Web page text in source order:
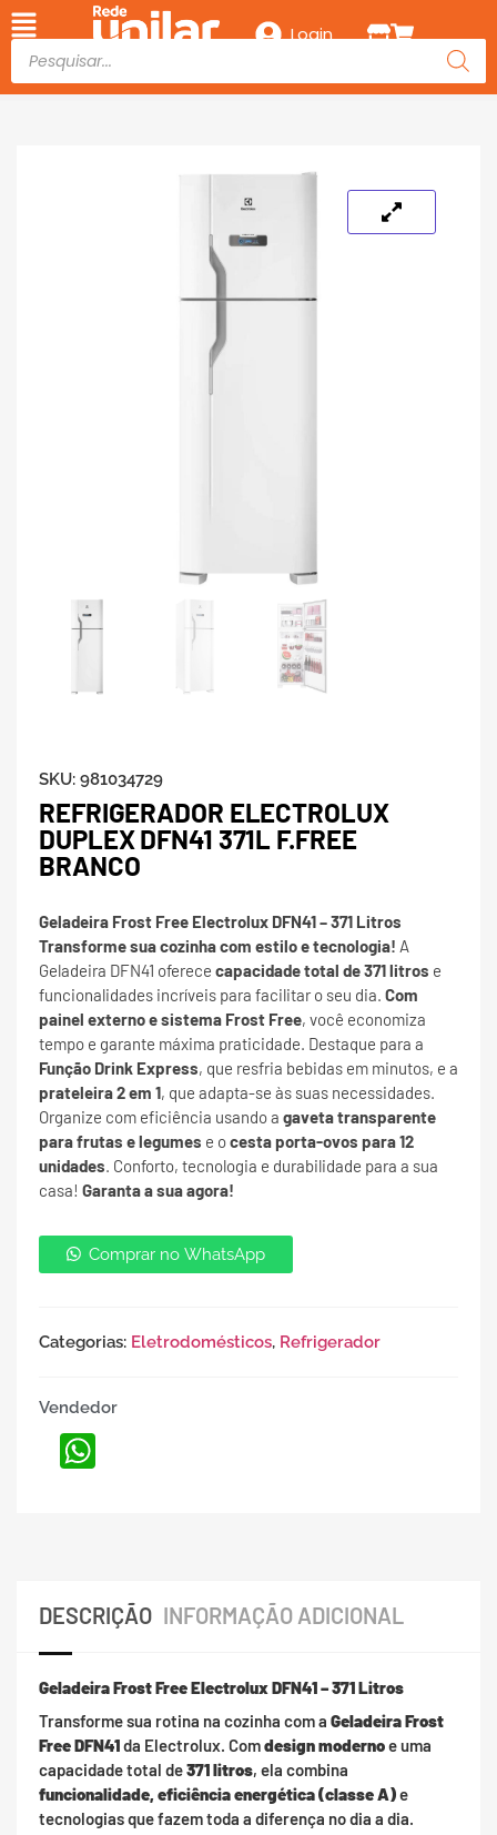
Login
SKU: 981034729
REFRIGERADOR ELECTROLUX
DUPLEX DFN41 371L F.FREE
BRANCO
Geladeira Frost Free Electrolux DFN41 – 371 Litros
Transforme sua cozinha com estilo e tecnologia! A
Geladeira DFN41 oferece capacidade total de 371 litros e
funcionalidades incríveis para facilitar o seu dia. Com
painel externo e sistema Frost Free, você economiza
tempo e garante máxima praticidade. Destaque para a
Função Drink Express, que resfria bebidas em minutos, e a
prateleira 2 em 1, que adapta-se às suas necessidades.
Organize com eficiência usando a gaveta transparente
para frutas e legumes e ocesta porta-ovos para 12
unidades. Conforto, tecnologia e durabilidade para a sua
casa! Garanta a sua agora!
Comprar no WhatsApp
Categorias: Eletrodomésticos, Refrigerador
Vendedor
DESCRIÇÃO INFORMAÇÃO ADICIONAL
Geladeira Frost Free Electrolux DFN41 – 371 Litros
Transforme sua rotina na cozinha com a Geladeira Frost
Free DFN41da Electrolux. Comdesign modernoe uma
capacidade total de371 litros, ela combina
funcionalidade, eficiência energética (classe A)e
tecnologias que fazem toda a diferença no dia a dia.